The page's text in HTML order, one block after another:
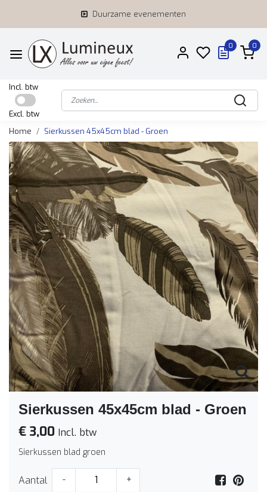
Duurzame evenementen
0 0
Incl. btw
Excl. btw
Home
Sierkussen 45x45cm blad - Groen
Sierkussen 45x45cm blad - Groen
€ 3,00 Incl. btw
Sierkussen blad groen
Aantal - +